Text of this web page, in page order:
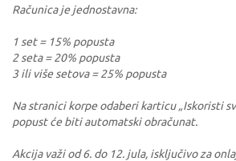
Računica je jednostavna:
1 set = 15% popusta
2 seta = 20% popusta
3 ili više setova = 25% popusta
Na stranici korpe odaberi karticu „Iskoristi
popust će biti automatski obračunat.
Akcija važi od 6. do 12. jula, isključivo za